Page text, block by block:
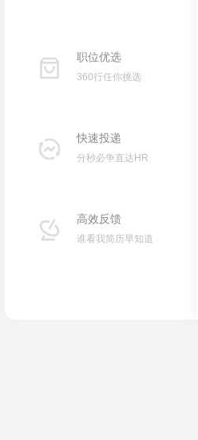
职位优选
360行任你挑选
快速投递
分秒必争直达HR
高效反馈
谁看我简历早知道